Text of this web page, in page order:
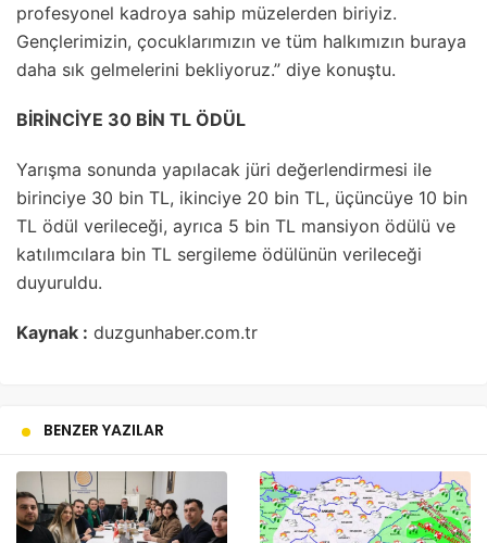
profesyonel kadroya sahip müzelerden biriyiz.
Gençlerimizin, çocuklarımızın ve tüm halkımızın buraya
daha sık gelmelerini bekliyoruz.” diye konuştu.
BİRİNCİYE 30 BİN TL ÖDÜL
Yarışma sonunda yapılacak jüri değerlendirmesi ile
birinciye 30 bin TL, ikinciye 20 bin TL, üçüncüye 10 bin
TL ödül verileceği, ayrıca 5 bin TL mansiyon ödülü ve
katılımcılara bin TL sergileme ödülünün verileceği
duyuruldu.
Kaynak : duzgunhaber.com.tr
BENZER YAZILAR